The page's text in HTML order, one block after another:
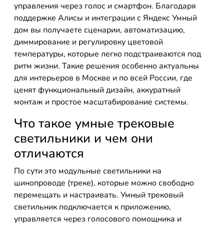
управления через голос и смартфон. Благодаря
поддержке Алисы и интеграции с Яндекс Умный
дом вы получаете сценарии, автоматизацию,
диммирование и регулировку цветовой
температуры, которые легко подстраиваются под
ритм жизни. Такие решения особенно актуальны
для интерьеров в Москве и по всей России, где
ценят функциональный дизайн, аккуратный
монтаж и простое масштабирование системы.
Что такое умные трековые
светильники и чем они
отличаются
По сути это модульные светильники на
шинопроводе (треке), которые можно свободно
перемещать и настраивать. Умный трековый
светильник подключается к приложению,
управляется через голосового помощника и